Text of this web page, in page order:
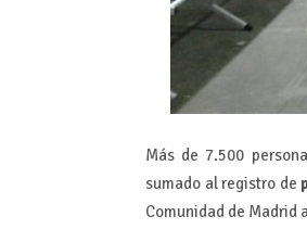
Más de 7.500
sumado al registro de
Comunidad de Madrid